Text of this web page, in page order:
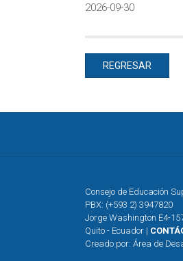
2026-09-30
REGRESAR
Consejo de Educación
PBX: (+593 2) 3947820
Jorge Washington E4-
Quito - Ecuador |
Creado por: Área de